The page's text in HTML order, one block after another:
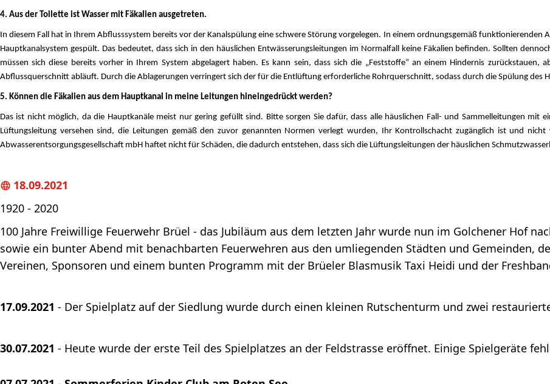
4. Aus der Toilette ist Wasser mit Fäkalien ausgetreten.
In diesem Fall hat in Ihrem Abflusssystem bereits vor der Kanalspülung eine schwere Störung vorgelegen. In einem ordnungsgemäß
Hauptkanalsystem gespült. Das bedeutet, dass sich in den häuslichen Entwässerungsleitungen im Normalfall keine Fäkalien befinden. Sollten
müssen sich diese bereits vorher in Ihrem System abgelagert haben. Es kann sein, dass sich die „Feststoffe“ an einem Hindernis zurückstauen,
Abflussquerschnitt abläuft. Durch die Ablagerungen verringert sich der für die Entlüftung erforderliche Rohrquerschnitt, sodass durch die Spülung des
5. Können die Fäkalien aus dem Hauptkanal in meine Leitungen hineingedrückt werden?
Das ist nicht möglich, da die Hauptkanäle meist nur gering gefüllt sind. Bitte sorgen Sie dafür, dass alle häuslichen Fall- und Sammelleitungen mit
Lüftungsleitung versehen sind, die Leitungen gemäß den zuvor genannten Normen verlegt wurden, Ihr Kontrollschacht zugänglich ist und
Abwasserentsorgungsgesellschaft mbH haftet nicht für Schäden, die dadurch entstehen, dass sich die Lüftungsleitungen der häuslichen
18.09.2021
1920 - 2020
100 Jahre Freiwillige Feuerwehr Brüel - das Jubiläum aus dem letzten Jahr wurde nun im Golchener Hof
sowie ein bunter Abend mit benachbarten Feuerwehren aus den umliegenden Städten und Gemeinden,
Vereinen, Sponsoren und einem bunten Programm mit der Brüeler Blasmusik Taxi Heidi und der
17.09.2021 - Der Spielplatz auf der Siedlung wurde durch einen kleinen Rutschenturm und zwei
30.07.2021 - Heute wurde der erste Teil des Spielplatzes an der Feldstrasse eröffnet. Einige Spielgeräte